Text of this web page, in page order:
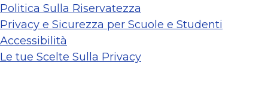
Politica Sulla Riservatezza
Privacy e Sicurezza per Scuole e Studenti
Accessibilità
Le tue Scelte Sulla Privacy